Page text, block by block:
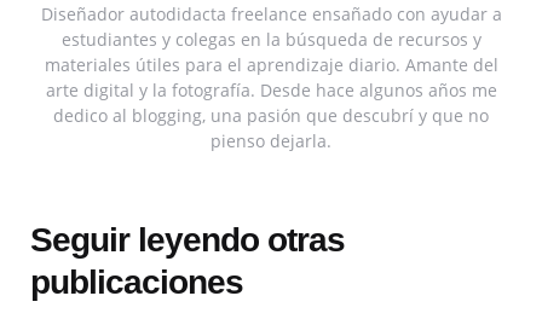
Diseñador autodidacta freelance ensañado con ayudar a
estudiantes y colegas en la búsqueda de recursos y
materiales útiles para el aprendizaje diario. Amante del
arte digital y la fotografía. Desde hace algunos años me
dedico al blogging, una pasión que descubrí y que no
pienso dejarla.
Seguir leyendo otras
publicaciones